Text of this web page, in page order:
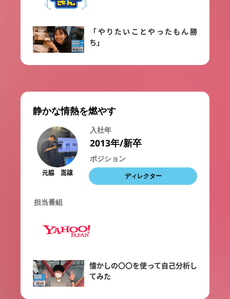
「やりたいことやったもん勝
ち」
静かな情熱を燃やす
元脇 嵩譲
入社年
2013年/新卒
ポジション
ディレクター
担当番組
懐かしの〇〇を使って自己分析し
てみた